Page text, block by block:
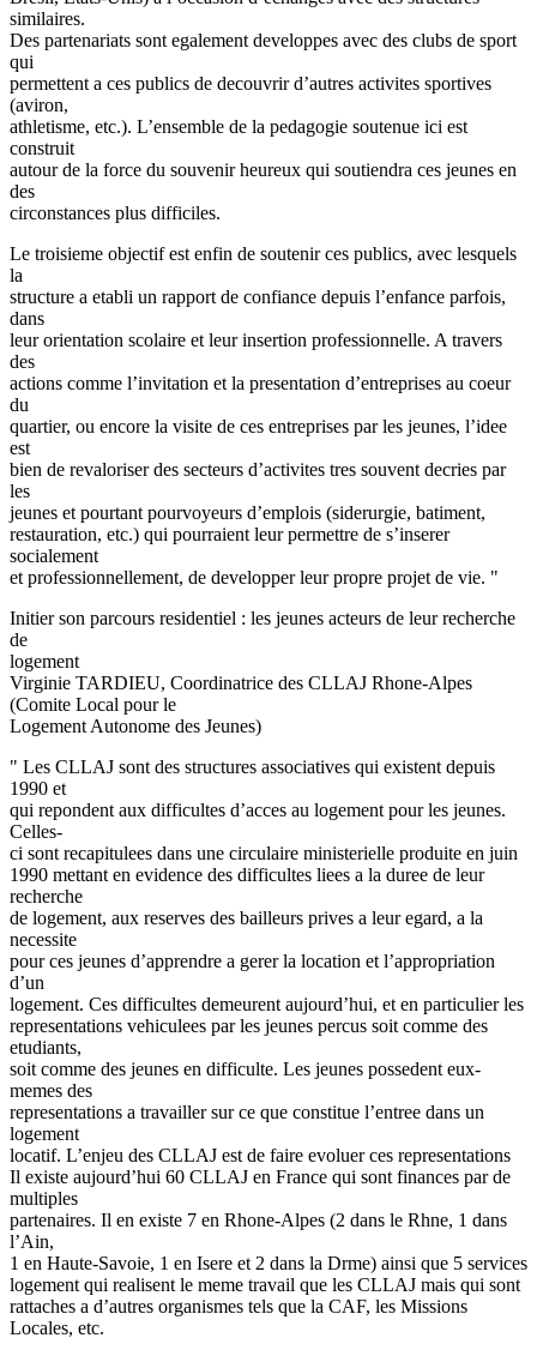
similaires.
Des partenariats sont egalement developpes avec des clubs de sport
qui
permettent a ces publics de decouvrir d’autres activites sportives
(aviron,
athletisme, etc.). L’ensemble de la pedagogie soutenue ici est
construit
autour de la force du souvenir heureux qui soutiendra ces jeunes en
des
circonstances plus difficiles.
Le troisieme objectif est enfin de soutenir ces publics, avec lesquels
la
structure a etabli un rapport de confiance depuis l’enfance parfois,
dans
leur orientation scolaire et leur insertion professionnelle. A travers
des
actions comme l’invitation et la presentation d’entreprises au coeur
du
quartier, ou encore la visite de ces entreprises par les jeunes, l’idee
est
bien de revaloriser des secteurs d’activites tres souvent decries par
les
jeunes et pourtant pourvoyeurs d’emplois (siderurgie, batiment,
restauration, etc.) qui pourraient leur permettre de s’inserer
socialement
et professionnellement, de developper leur propre projet de vie. "
Initier son parcours residentiel : les jeunes acteurs de leur recherche
de
logement
Virginie TARDIEU, Coordinatrice des CLLAJ Rhone-Alpes
(Comite Local pour le
Logement Autonome des Jeunes)
" Les CLLAJ sont des structures associatives qui existent depuis
1990 et
qui repondent aux difficultes d’acces au logement pour les jeunes.
Celles-
ci sont recapitulees dans une circulaire ministerielle produite en juin
1990 mettant en evidence des difficultes liees a la duree de leur
recherche
de logement, aux reserves des bailleurs prives a leur egard, a la
necessite
pour ces jeunes d’apprendre a gerer la location et l’appropriation
d’un
logement. Ces difficultes demeurent aujourd’hui, et en particulier les
representations vehiculees par les jeunes percus soit comme des
etudiants,
soit comme des jeunes en difficulte. Les jeunes possedent eux-
memes des
representations a travailler sur ce que constitue l’entree dans un
logement
locatif. L’enjeu des CLLAJ est de faire evoluer ces representations
Il existe aujourd’hui 60 CLLAJ en France qui sont finances par de
multiples
partenaires. Il en existe 7 en Rhone-Alpes (2 dans le Rhne, 1 dans
l’Ain,
1 en Haute-Savoie, 1 en Isere et 2 dans la Drme) ainsi que 5 services
logement qui realisent le meme travail que les CLLAJ mais qui sont
rattaches a d’autres organismes tels que la CAF, les Missions
Locales, etc.